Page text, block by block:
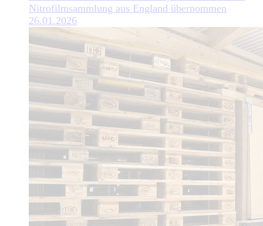
Nitrofilmsammlung aus England übernommen
26.01.2026